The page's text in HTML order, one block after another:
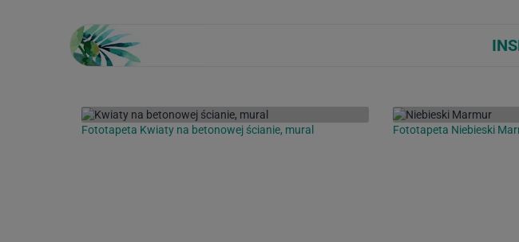
Fototapeta Kwiaty na betonowej ścianie, mural Fototapeta Niebieski